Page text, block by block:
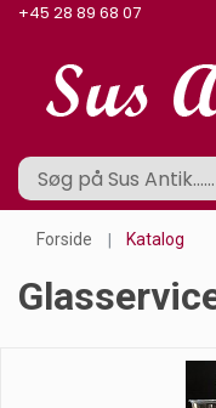
+45 28 89 68 07
Forside Katalog